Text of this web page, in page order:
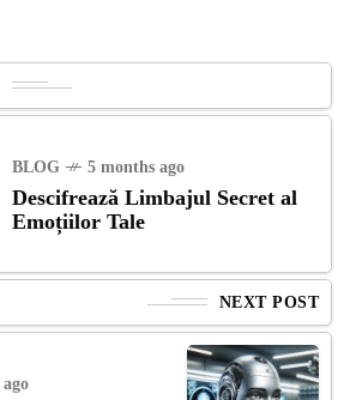
BLOG 5 months ago
Descifrează Limbajul Secret al
Emoțiilor Tale
NEXT POST